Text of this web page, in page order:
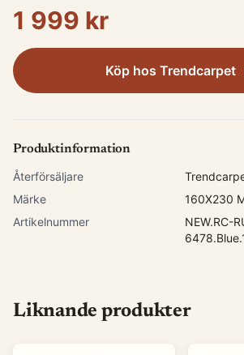
1 999 kr
Köp hos Trendcarpet
Produktinformation
Återförsäljare
Märke
160X230
Artikelnummer
NEW.RC-
Liknande produkter